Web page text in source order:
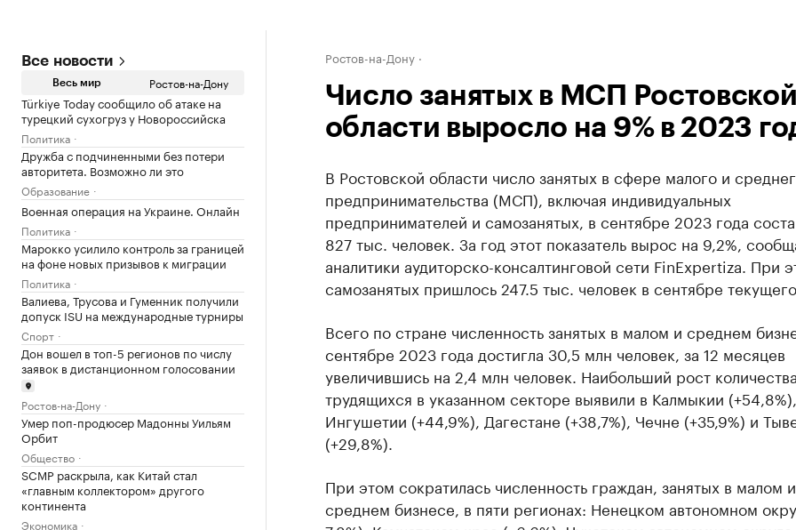
Все новости
Весь мир Ростов-на-Дону
Türkiye Today сообщило об атаке на
турецкий сухогруз у Новороссийска
Политика
Дружба с подчиненными без потери
авторитета. Возможно ли это
Образование
Военная операция на Украине. Онлайн
Политика
Марокко усилило контроль за границей
на фоне новых призывов к миграции
Политика
Валиева, Трусова и Гуменник получили
допуск ISU на международные турниры
Спорт
Дон вошел в топ-5 регионов по числу
заявок в дистанционном голосовании
Ростов-на-Дону
Умер поп-продюсер Мадонны Уильям
Орбит
Общество
SCMP раскрыла, как Китай стал
«главным коллектором» другого
континента
Экономика
Ростов-на-Дону
Число занятых в МСП
области выросло на 9% в 2023
В Ростовской области число занятых в сфере малого и
предпринимательства (МСП), включая индивидуальных
предпринимателей и самозанятых, в сентябре 2023 года
827 тыс. человек. За год этот показатель вырос на 9,2%,
аналитики аудиторско-консалтинговой сети FinExpertiza. При
самозанятых пришлось 247.5 тыс. человек в сентябре
Всего по стране численность занятых в малом и среднем
сентябре 2023 года достигла 30,5 млн человек, за 12 месяцев
увеличившись на 2,4 млн человек. Наибольший рост
трудящихся в указанном секторе выявили в Калмыкии (+54,8%),
Ингушетии (+44,9%), Дагестане (+38,7%), Чечне (+35,9%) и
(+29,8%).
При этом сократилась численность граждан, занятых в малом и
среднем бизнесе, в пяти регионах: Ненецком автономном